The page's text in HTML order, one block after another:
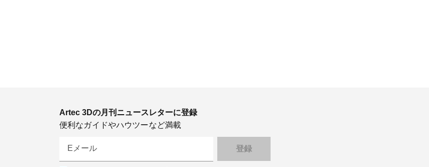
Artec 3Dの月刊ニュースレターに登録
便利なガイドやハウツーなど満載
Eメール